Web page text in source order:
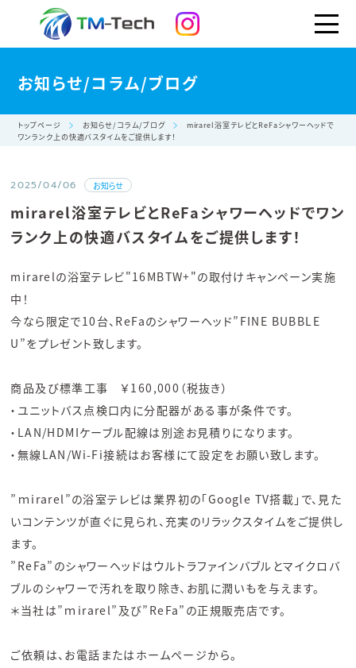
お知らせ/コラム/ブログ
トップページ お知らせ/コラム/ブログ
mirarel浴室テレビとReFaシャワーヘッドで
ワンランク上の快適バスタイムをご提供します！
2025/04/06 お知らせ
mirarel浴室テレビとReFaシャワーヘッドでワン
ランク上の快適バスタイムをご提供します！
mirarelの浴室テレビ"16MBTW+"の取付けキャンペーン実施
中！
今なら限定で10台、ReFaのシャワーヘッド”FINE BUBBLE
U”をプレゼント致します。
商品及び標準工事 ￥160,000（税抜き）
・ユニットバス点検口内に分配器がある事が条件です。
・LAN/HDMIケーブル配線は別途お見積りになります。
・無線LAN/Wi-Fi接続はお客様にて設定をお願い致します。
”ｍirarel”の浴室テレビは業界初の「Google TV搭載」で、見た
いコンテンツが直ぐに見られ、充実のリラックスタイムをご提供し
ます。
”ReFa”のシャワーヘッドはウルトラファインバブルとマイクロバ
ブルのシャワーで汚れを取り除き、お肌に潤いもを与えます。
＊当社は”ｍirarel”及び”ReFa”の正規販売店です。
ご依頼は、お電話またはホームページから。